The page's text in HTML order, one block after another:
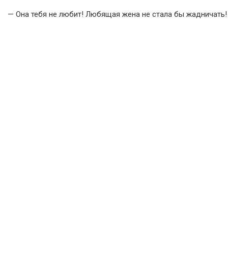
— Она тебя не любит! Любящая жена не стала бы жадничать!